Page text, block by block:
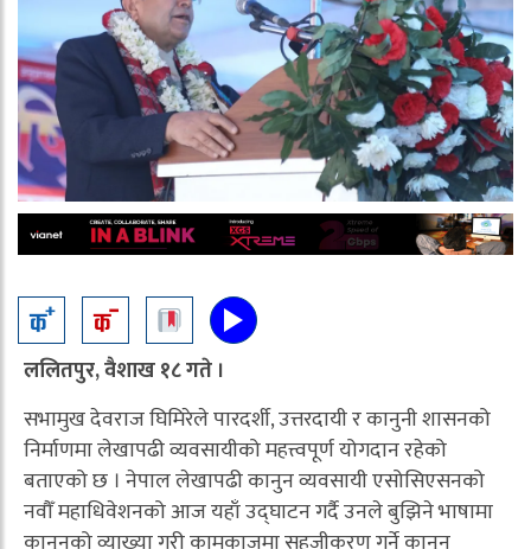
ललितपुर, वैशाख १८ गते ।
सभामुख देवराज घिमिरेले पारदर्शी, उत्तरदायी र कानुनी शासनको
निर्माणमा लेखापढी व्यवसायीको महत्त्वपूर्ण योगदान रहेको
बताएको छ । नेपाल लेखापढी कानुन व्यवसायी एसोसिएसनको
नवौँ महाधिवेशनको आज यहाँ उद्घाटन गर्दै उनले बुझिने भाषामा